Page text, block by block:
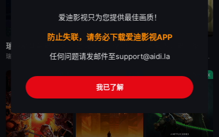
已完结
瑞克和莫蒂 第四季
瑞克和莫蒂 第四季英文名为Rick and Morty Season 4，是2019美国科幻冒险动漫。Rick（瑞克）和Morty（莫蒂）讲述了地球C-137（S1-06之后转移到的时空N/A（可在S2-02Jerry寄托所中Rick填的表格中看到）之前的时空由于Rick的药水使除了Morty一家
完结
动漫《星球大战：摩尔-暗影之王》设定在“克隆人战争”之后，帕尔帕廷皇帝的统治将要开始之时，摩尔计划在一颗未被帝国染指的星球重建他的犯罪组织，而他遇上了一个理想破灭的绝地学徒，或许正是他在复仇之路上 一位单亲妈妈带着两个小孩经营一间闹鬼的酒店，她的哥哥也是酒店里的鬼魂之一。
Netflix
爱迪影视只为您提供最佳画质！
防止失联，请务必下载爱迪影视APP
任何问题请发邮件至support@aidi.la
我已了解